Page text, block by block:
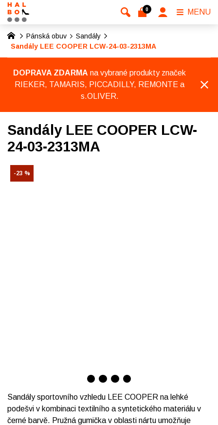
Pánská obuv
Sandály
Sandály LEE COOPER LCW-24-03-2313MA
DOPRAVA ZDARMA na vybrané produkty značek
RIEKER, TAMARIS, PICCADILLY, REMONTE a
s.OLIVER.
Sandály LEE COOPER LCW-
24-03-2313MA
-23 %
Sandály sportovního vzhledu LEE COOPER na lehké
podešvi v kombinaci textilního a syntetického materiálu v
černé barvě. Pružná gumička v oblasti nártu umožňuje
0 MENU